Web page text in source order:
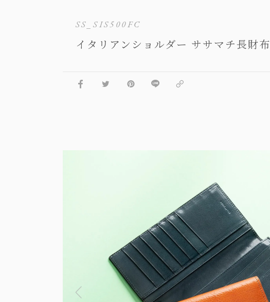
SS_SIS500FC
イタリアンショルダー ササマチ長財布